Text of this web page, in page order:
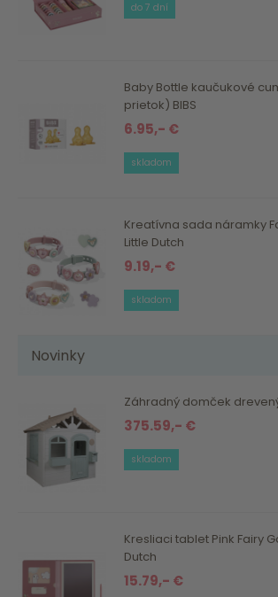
do 7 dní
Baby Bottle kaučukové
prietok) BIBS
6.95,- €
skladom
Kreatívna sada náramky
Little Dutch
9.19,- €
skladom
Novinky
Záhradný domček
375.59,- €
skladom
Kresliaci tablet Pink Fairy
Dutch
15.79,- €